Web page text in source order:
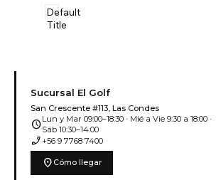
venta
Default
Title
Sucursal El Golf
San Crescente #113, Las Condes
scheduleLun y Mar 09:00–18:30 · Mié a Vie 9:30 a 18:00 ·
Sáb 10:30–14:00
phone_enabled +56 9 7768 7400
location_on Cómo llegar